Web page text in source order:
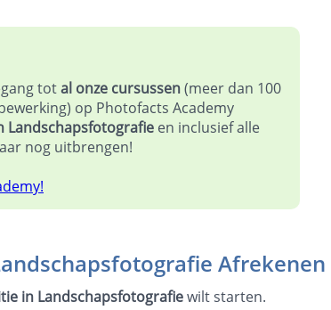
total onze cursussen(meer dan 100
op Photofacts Academy
Landschapsfotografie en inclusief alle
nog uitbrengen!
Afrekenen
in Landschapsfotografiewilt starten.